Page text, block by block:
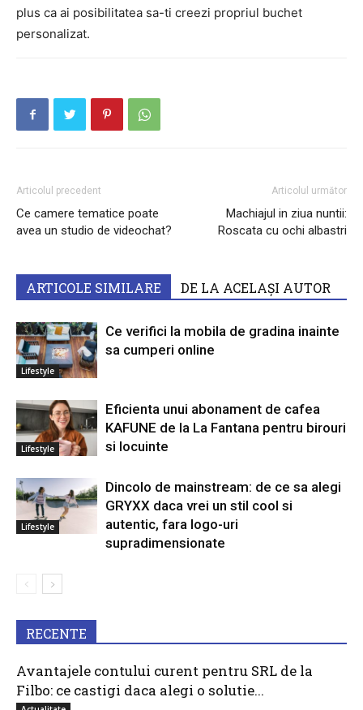
plus ca ai posibilitatea sa-ti creezi propriul buchet
personalizat.
Articolul precedent
Ce camere tematice poate
avea un studio de videochat?
Articolul următor
Machiajul in ziua nuntii:
Roscata cu ochi albastri
ARTICOLE SIMILARE DE LA ACELAȘI AUTOR
Lifestyle
Ce verifici la mobila de gradina inainte
sa cumperi online
Lifestyle
Eficienta unui abonament de cafea
KAFUNE de la La Fantana pentru birouri
si locuinte
Lifestyle
Dincolo de mainstream: de ce sa alegi
GRYXX daca vrei un stil cool si
autentic, fara logo-uri
supradimensionate
RECENTE
Avantajele contului curent pentru SRL de la
Filbo: ce castigi daca alegi o solutie...